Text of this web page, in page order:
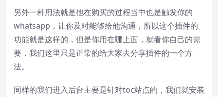
Background
Color
Transparency
Color
Transparency
另外一种用法就是他在购买的过程当中也是触发你的
whatsapp，让你及时能够给他沟通，所以这个插件的
功能就是这样的，但是你用在哪上面，就看你自己的需
要，我们这里只是正常的给大家去分享插件的一个方
法。
同样的我们进入后台主要是针对toc站点的，我们就安装